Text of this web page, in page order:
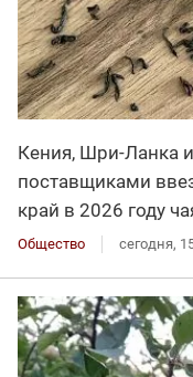
Кения, Шри-Ланка
поставщиками
край в 2026 году
Общество сегодня,